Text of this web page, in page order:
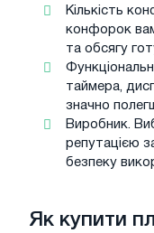
Кількість
конфорок
та обсягу
таймера,
значно
Виробник.
репутацією
безпеку
Як купити